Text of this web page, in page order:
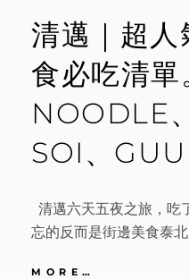
清邁｜超
食必吃清
NOODLE
SOI、GUU
清邁六天五夜之旅，吃
忘的反而是街邊美食泰
MORE…